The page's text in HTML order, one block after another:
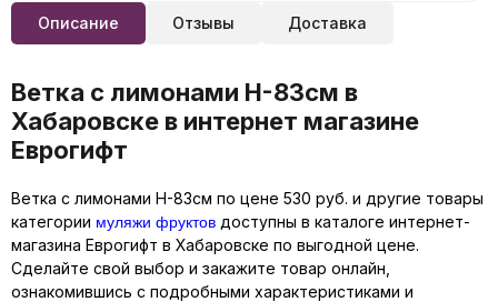
Описание Отзывы Доставка
Ветка с лимонами Н-83см в
Хабаровске в интернет магазине
Еврогифт
Ветка с лимонами Н-83см по цене 530 руб. и другие товары
категории муляжи фруктов доступны в каталоге интернет-
магазина Еврогифт в Хабаровске по выгодной цене.
Сделайте свой выбор и закажите товар онлайн,
ознакомившись с подробными характеристиками и